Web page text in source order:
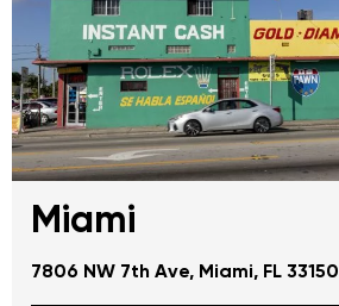
Miami
7806 NW 7th Ave, Miami, FL 33150